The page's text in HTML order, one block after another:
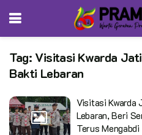
Tag: Visitasi Kwarda
Bakti Lebaran
Visitasi Kwarda
Lebaran, Beri
Terus Mengabdi